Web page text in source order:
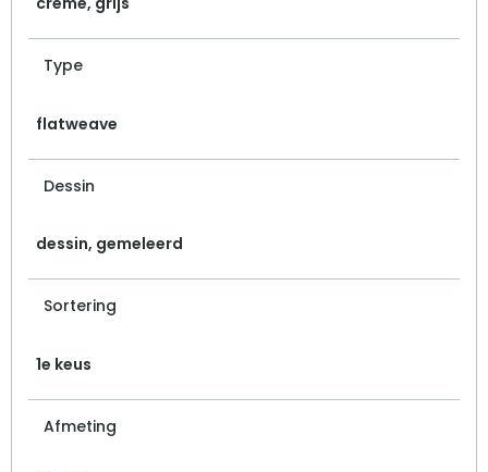
Type
flatweave
Dessin
dessin, gemeleerd
Sortering
1e keus
Afmeting